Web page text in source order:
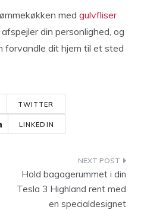
med gulvfliser
afspejler din personlighed, og
forvandle dit hjem til et sted
TWITTER
LINKEDIN
Hold bagagerummet i din
Tesla 3 Highland rent med
en specialdesignet